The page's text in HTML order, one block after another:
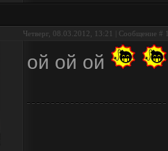
Четверг, 08.03.2012, 13:21 | Сообщение #
ой ой ой